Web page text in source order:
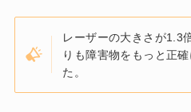
レーザーの大きさが1.3
りも障害物をもっと正
た。